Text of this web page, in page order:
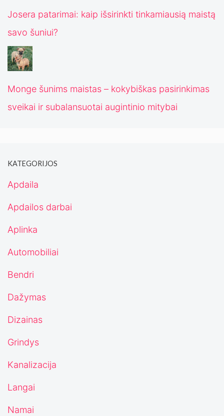
Josera patarimai: kaip išsirinkti tinkamiausią maistą
savo šuniui?
Monge šunims maistas – kokybiškas pasirinkimas
sveikai ir subalansuotai augintinio mitybai
KATEGORIJOS
Apdaila
Apdailos darbai
Aplinka
Automobiliai
Bendri
Dažymas
Dizainas
Grindys
Kanalizacija
Langai
Namai